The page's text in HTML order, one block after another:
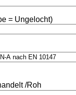
= Ungelocht)
/Roh